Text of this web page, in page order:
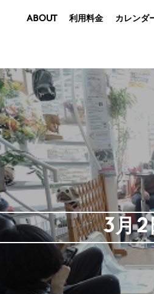
ABOUT 利用料金 カレンダ
3月2